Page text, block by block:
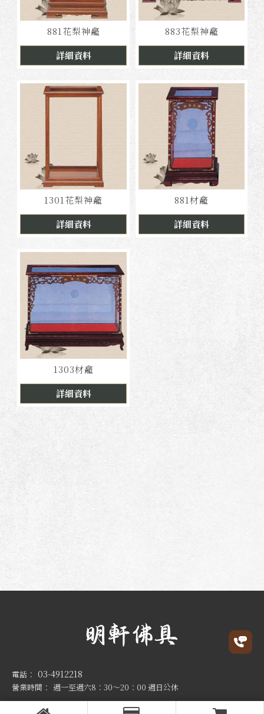
881花梨神龕
詳細資料
883花梨神龕
詳細資料
1301花梨神龕
詳細資料
881材龕
詳細資料
1303材龕
詳細資料
03-4912218
週一至週六8：30～20：00 週日公休